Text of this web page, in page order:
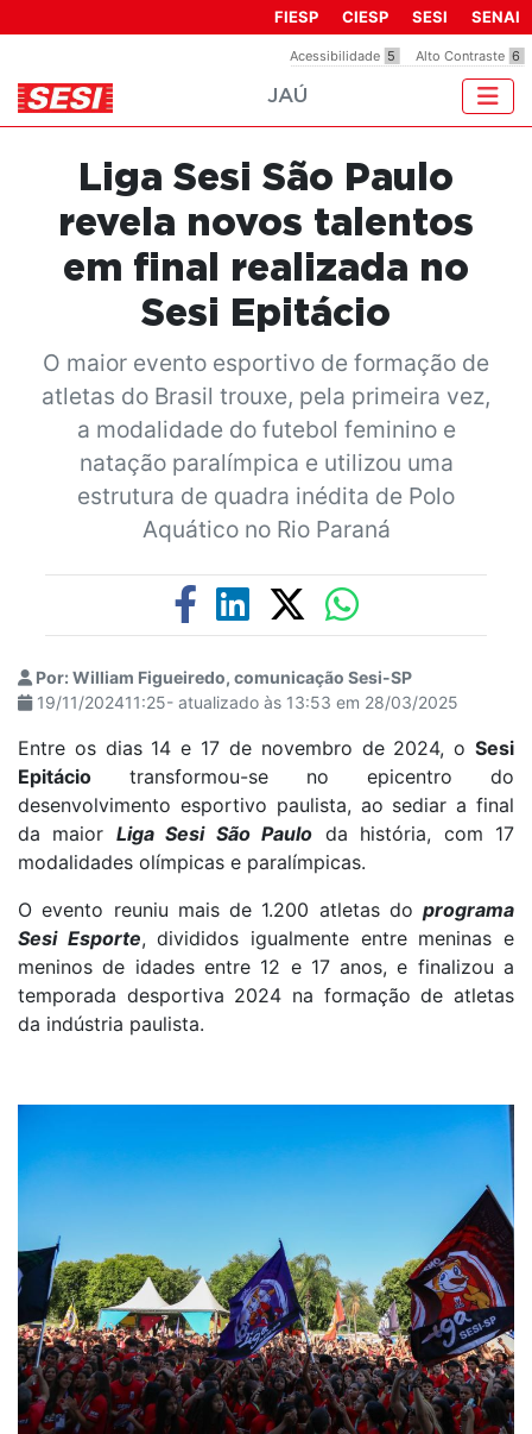
inclui
um
acessibilidade.
Acessibilidade 5 Alto Contraste 6
FIESP CIESP SESI SENAI
JAÚ
Liga Sesi São Paulo
revela novos talentos
em final realizada no
Sesi Epitácio
O maior evento esportivo de formação de
atletas do Brasil trouxe, pela primeira vez,
a modalidade do futebol feminino e
natação paralímpica e utilizou uma
estrutura de quadra inédita de Polo
Aquático no Rio Paraná
Por: William Figueiredo, comunicação Sesi-SP
19/11/202411:25- atualizado às 13:53 em 28/03/2025
Entre os dias 14 e 17 de novembro de 2024, o Sesi
Epitácio transformou-se no epicentro do
desenvolvimento esportivo paulista, ao sediar a final
da maior Liga Sesi São Paulo da história, com 17
modalidades olímpicas e paralímpicas.
O evento reuniu mais de 1.200 atletas do programa
Sesi Esporte, divididos igualmente entre meninas e
meninos de idades entre 12 e 17 anos, e finalizou a
temporada desportiva 2024 na formação de atletas
da indústria paulista.